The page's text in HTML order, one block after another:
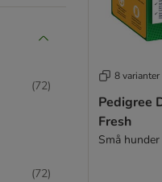
(72)
(72)
8 varianter
Pedigree
Fresh
Små